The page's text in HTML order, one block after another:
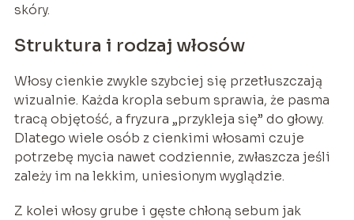
skóry.
Struktura i rodzaj włosów
Włosy cienkie zwykle szybciej się przetłuszczają
wizualnie. Każda kropla sebum sprawia, że pasma
tracą objętość, a fryzura „przykleja się” do głowy.
Dlatego wiele osób z cienkimi włosami czuje
potrzebę mycia nawet codziennie, zwłaszcza jeśli
zależy im na lekkim, uniesionym wyglądzie.
Z kolei włosy grube i gęste chłoną sebum jak